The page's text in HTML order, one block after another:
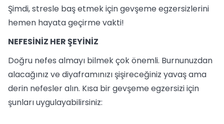
Şimdi, stresle baş etmek için gevşeme egzersizlerini
hemen hayata geçirme vakti!
NEFESİNİZ HER ŞEYİNİZ
Doğru nefes almayı bilmek çok önemli. Burnunuzdan
alacağınız ve diyaframınızı şişireceğiniz yavaş ama
derin nefesler alın. Kısa bir gevşeme egzersizi için
şunları uygulayabilirsiniz: